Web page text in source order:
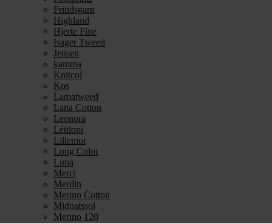
Fritidsgarn
Highland
Hjerte Fine
Isager Tweed
Jensen
kamma
Knitcol
Kos
Lamatweed
Lana Cotton
Leonora
Léttlopi
Lillemor
Long Color
Luna
Merci
Merilin
Merino Cotton
Midnatssol
Merino 120